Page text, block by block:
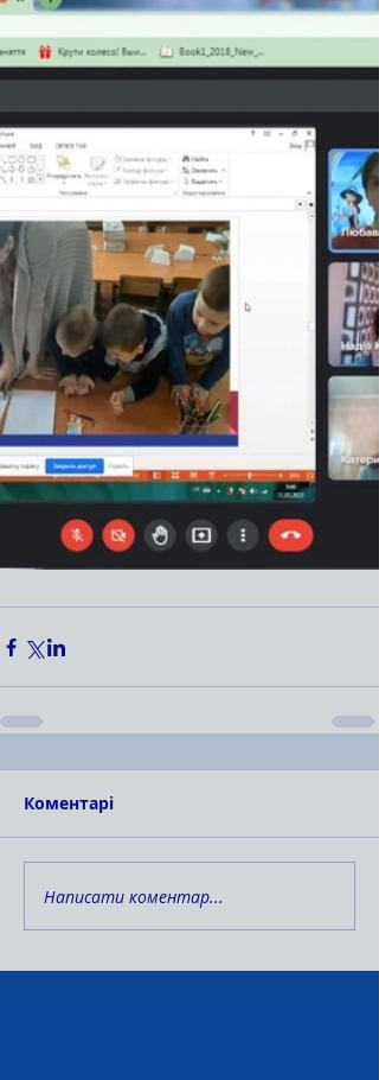
Коментарі
Написати коментар...